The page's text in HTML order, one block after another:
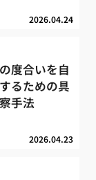
2026.04.24
度合いを自
るための具
手法
2026.04.23